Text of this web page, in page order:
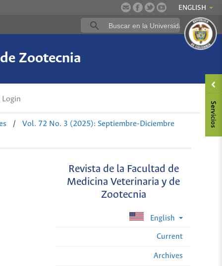
ENGLISH
Zootecnia
Login
/
Vol. 72 No. 3 (2025): Septiembre-Diciembre
Revista de la Facultad de
Medicina Veterinaria y de
Zootecnia
English
Current
Archives